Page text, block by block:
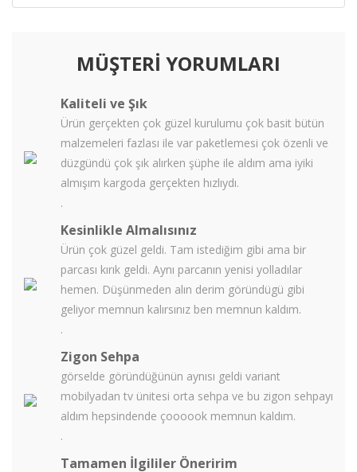
MÜŞTERİ YORUMLARI
Kaliteli ve Şık
Ürün gerçekten çok güzel kurulumu çok basit bütün
malzemeleri fazlası ile var paketlemesi çok özenli ve
düzgündü çok şık alırken şüphe ile aldım ama iyiki
almışım kargoda gerçekten hızlıydı.
.
Kesinlikle Almalısınız
Ürün çok güzel geldi. Tam istediğim gibi ama bir
parcası kırık geldi. Aynı parcanın yenisi yolladılar
hemen. Düşünmeden alın derim göründügü gibi
geliyor memnun kalırsınız ben memnun kaldım.
.
Zigon Sehpa
görselde göründüğünün aynısı geldi variant
mobilyadan tv ünitesi orta sehpa ve bu zigon sehpayı
aldım hepsindende çoooook memnun kaldım.
.
Tamamen İlgililer Öneririm